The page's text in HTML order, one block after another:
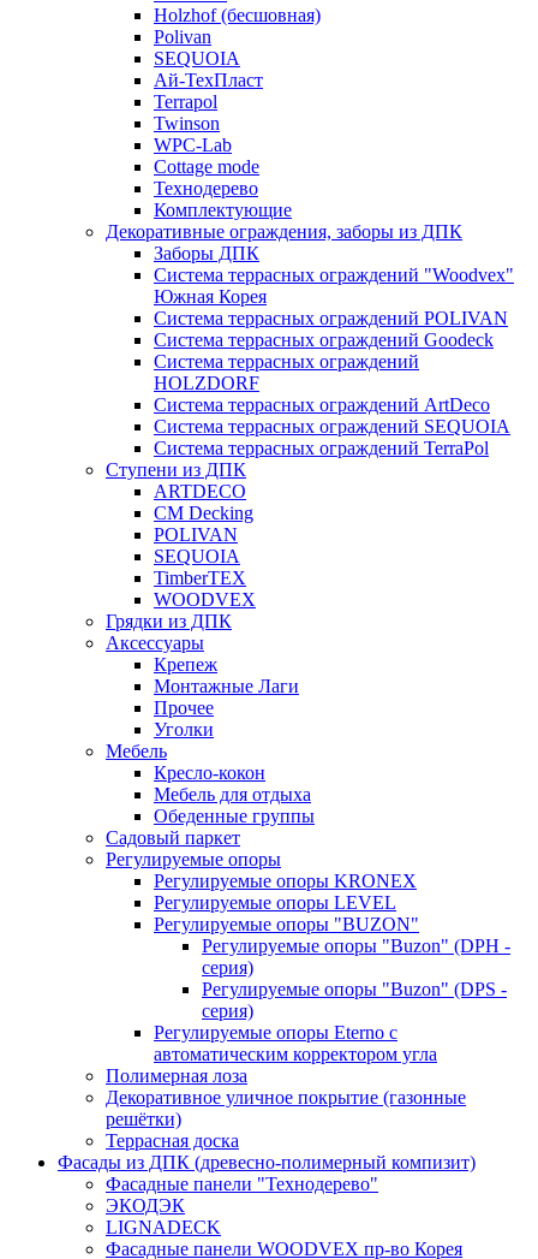
Holzhof (бесшовная)
Polivan
SEQUOIA
Ай-ТехПласт
Terrapol
Twinson
WPC-Lab
Cottage mode
Технодерево
Комплектующие
Декоративные ограждения, заборы из ДПК
Заборы ДПК
Система террасных ограждений "Woodvex"
Южная Корея
Система террасных ограждений POLIVAN
Система террасных ограждений Goodeck
Система террасных ограждений
HOLZDORF
Система террасных ограждений ArtDeco
Система террасных ограждений SEQUOIA
Система террасных ограждений TerraPol
Ступени из ДПК
ARTDECO
CM Decking
POLIVAN
SEQUOIA
TimberTEX
WOODVEX
Грядки из ДПК
Аксессуары
Крепеж
Монтажные Лаги
Прочее
Уголки
Мебель
Кресло-кокон
Мебель для отдыха
Обеденные группы
Садовый паркет
Регулируемые опоры
Регулируемые опоры KRONEX
Регулируемые опоры LEVEL
Регулируемые опоры "BUZON"
Регулируемые опоры "Buzon" (DPH -
серия)
Регулируемые опоры "Buzon" (DPS -
серия)
Регулируемые опоры Eterno с
автоматическим корректором угла
Полимерная лоза
Декоративное уличное покрытие (газонные
решётки)
Террасная доска
Фасады из ДПК (древесно-полимерный компизит)
Фасадные панели "Технодерево"
ЭКОДЭК
LIGNADECK
Фасадные панели WOODVEX пр-во Корея